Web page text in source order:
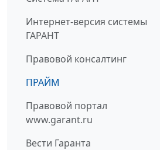
Интернет-версия системы
ГАРАНТ
Правовой консалтинг
ПРАЙМ
Правовой портал
www.garant.ru
Вести Гаранта